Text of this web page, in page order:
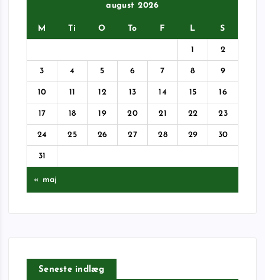
august 2026
M Ti O To F L S
1 2
3 4 5 6 7 8 9
10 11 12 13 14 15 16
17 18 19 20 21 22 23
24 25 26 27 28 29 30
31
« maj
Seneste indlæg